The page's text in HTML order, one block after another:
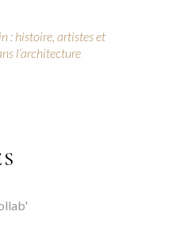
: histoire, artistes et
l’architecture